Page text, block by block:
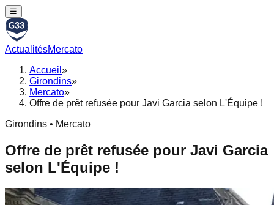
☰
ActualitésMercato
Accueil »
Girondins»
Mercato»
Offre de prêt refusée pour Javi Garcia selon L'Équipe !
Girondins • Mercato
Offre de prêt refusée pour Javi Garcia
selon L'Équipe !